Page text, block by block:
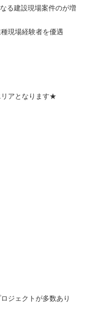
る建設現場案件のが増
現場経験者を優遇
リアとなります★
ジェクトが多数あり